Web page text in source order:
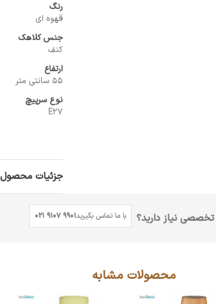
رنگ
قهوه ای
جنس کلاهک
کنف
ارتفاع
55 سانتی متر
نوع سرپیچ
E27
جزئیات محصول
نیاز دارید؟ با ما تماس بگیرید021 9107 9901
محصولات مشابه